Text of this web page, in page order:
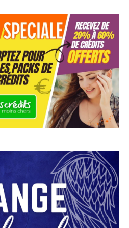
la fréquence vibratoire des
associés à la
tels que la célestite, l’angelite,
leur efficacité, il est
de les charger, puis de les tenir
soi pendant la méditation ou la
la foi et la confiance en notre
nous soutenir et nous guider,
d’amour inconditionnel et de
à leur énergie et en nous montrant
nous enrichissons notre
élargissons notre
et de la voyance.